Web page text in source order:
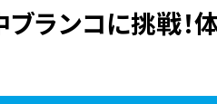
ランコに挑戦！